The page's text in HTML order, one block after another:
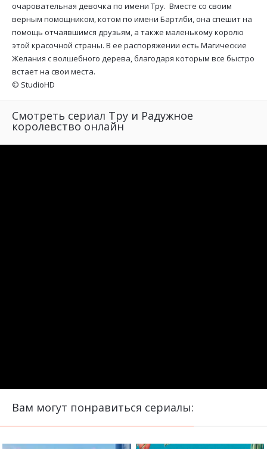
очаровательная девочка по имени Тру. Вместе со своим
верным помощником, котом по имени Бартлби, она спешит на
помощь отчаявшимся друзьям, а также маленькому королю
этой красочной страны. В ее распоряжении есть Магические
Желания с волшебного дерева, благодаря которым все быстро
встает на свои места.
© StudioHD
Смотреть сериал Тру и Радужное
королевство онлайн
Вам могут понравиться сериалы: